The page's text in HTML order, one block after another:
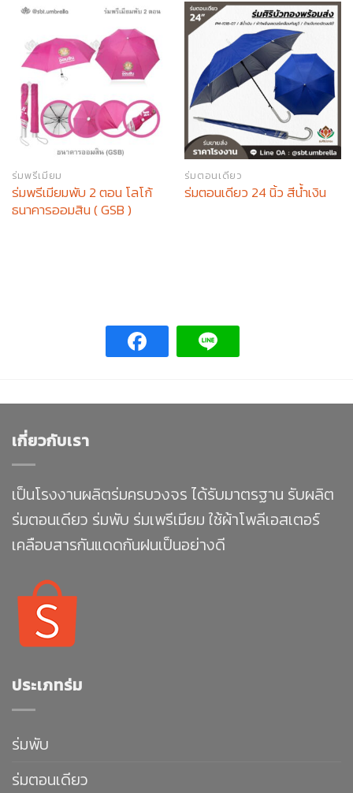
ร่มพรีเมียม
ร่มพรีเมียมพับ 2 ตอน โลโก้
ธนาคารออมสิน ( GSB )
ร่มตอนเดียว
ร่มตอนเดียว 24 นิ้ว สีน้ำเงิน
เกี่ยวกับเรา
เป็นโรงงานผลิตร่มครบวงจร ได้รับมาตรฐาน รับผลิต
ร่มตอนเดียว ร่มพับ ร่มเพรีเมียม ใช้ผ้าโพลีเอสเตอร์
เคลือบสารกันแดดกันฝนเป็นอย่างดี
ประเภทร่ม
ร่มพับ
ร่มตอนเดียว